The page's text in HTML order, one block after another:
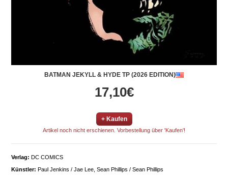
BATMAN JEKYLL & HYDE TP (2026 EDITION)
17,10€
+ Kaufen
Artikel noch nicht erschienen. Vorbestellung über 'Kaufen'!
Verlag: DC COMICS
Künstler: Paul Jenkins / Jae Lee, Sean Phillips / Sean Phillips